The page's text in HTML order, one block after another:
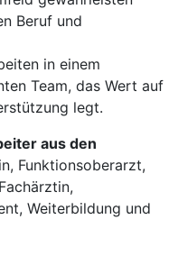
Beruf und
in einem
Team, das Wert auf
legt.
aus den
Funktionsoberarzt,
Weiterbildung und